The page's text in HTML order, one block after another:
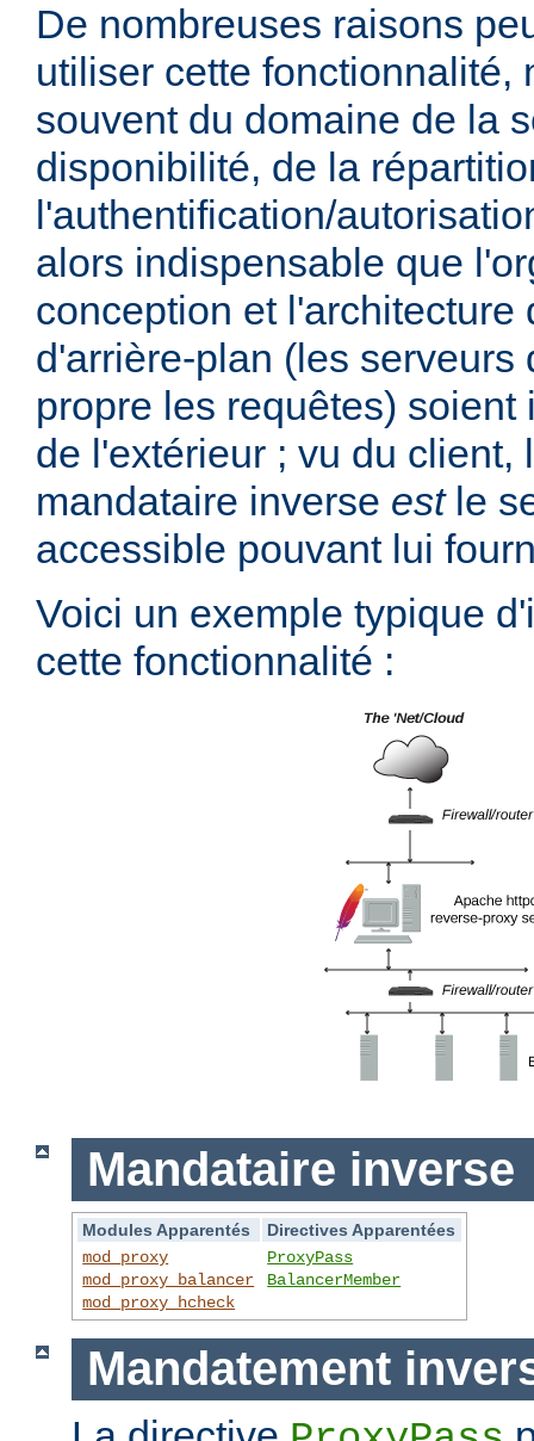
De nombreuses raisons
utiliser cette fonctionnalité,
souvent du domaine de la
disponibilité, de la
l'authentification/
alors indispensable que
conception et l'architecture
d'arrière-plan (les serveurs
propre les requêtes)
de l'extérieur ; vu du client,
mandataire inverse estle
accessible pouvant lui
Voici un exemple typique
cette fonctionnalité :
Mandataire inverse
Modules Apparentés
Directives Apparentées
mod_proxy
mod_proxy_balancer
mod_proxy_hcheck
ProxyPass
BalancerMember
Mandatement